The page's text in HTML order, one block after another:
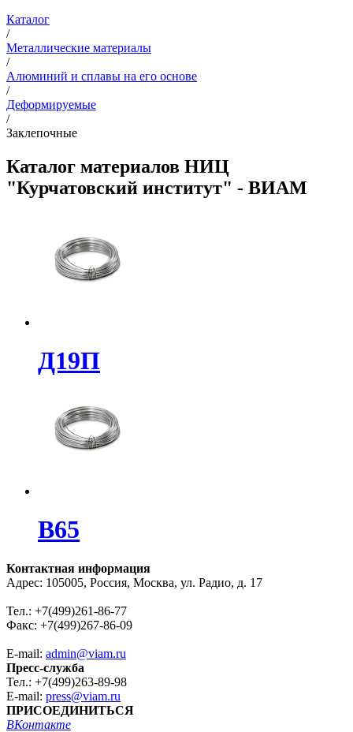
Каталог
/
Металлические материалы
/
Алюминий и сплавы на его основе
/
Деформируемые
/
Заклепочные
Каталог материалов НИЦ
"Курчатовский институт" - ВИАМ
Д19П
В65
Контактная информация
Адрес: 105005, Россия, Москва, ул. Радио, д. 17
Тел.: +7(499)261-86-77
Факс: +7(499)267-86-09
E-mail: admin@viam.ru
Пресс-служба
Тел.: +7(499)263-89-98
E-mail: press@viam.ru
ПРИСОЕДИНИТЬСЯ
ВКонтакте